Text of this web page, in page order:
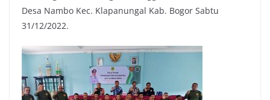
Desa Nambo Kec. Klapanungal Kab. Bogor Sabtu
31/12/2022.